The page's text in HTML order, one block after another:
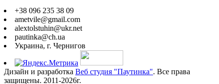
+38 096 235 38 09
ametvile@gmail.com
alextolstuhin@ukr.net
pautinka@ch.ua
Украина, г. Чернигов
Дизайн и разработка Веб студия "Паутинка". Все права
защищены. 2011-2026г.